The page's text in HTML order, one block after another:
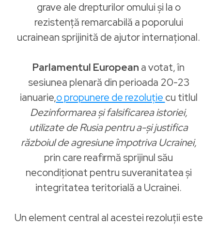
grave ale drepturilor omului și la o
rezistență remarcabilă a poporului
ucrainean sprijinită de ajutor internațional.
Parlamentul European a votat, în
sesiunea plenară din perioada 20-23
ianuarie,o propunere de rezoluție cu titlul
Dezinformarea și falsificarea istoriei,
utilizate de Rusia pentru a-și justifica
războiul de agresiune împotriva Ucrainei,
prin care reafirmă sprijinul său
necondiționat pentru suveranitatea și
integritatea teritorială a Ucrainei.
Un element central al acestei rezoluții este